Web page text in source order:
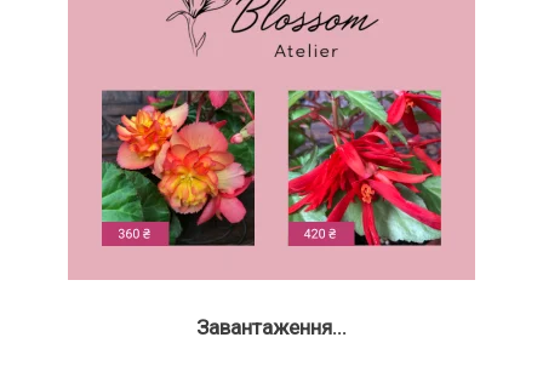
Завантаження...